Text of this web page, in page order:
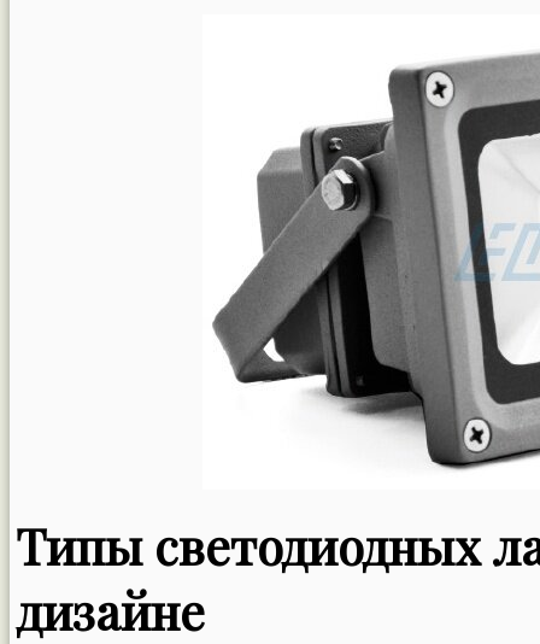
Типы светодиодных
дизайне